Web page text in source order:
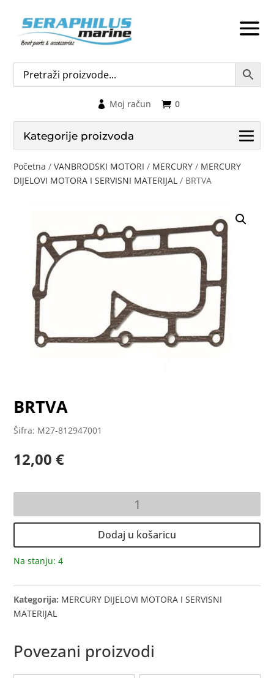
0
Moj račun
Kategorije proizvoda
Početna /VANBRODSKI MOTORI / MERCURY / MERCURY
DIJELOVI MOTORA I SERVISNI MATERIJAL / BRTVA
BRTVA
Šifra: M27-812947001
12,00€
Dodaj u košaricu
Na stanju: 4
Kategorija: MERCURY DIJELOVI MOTORA I SERVISNI
MATERIJAL
Povezani proizvodi